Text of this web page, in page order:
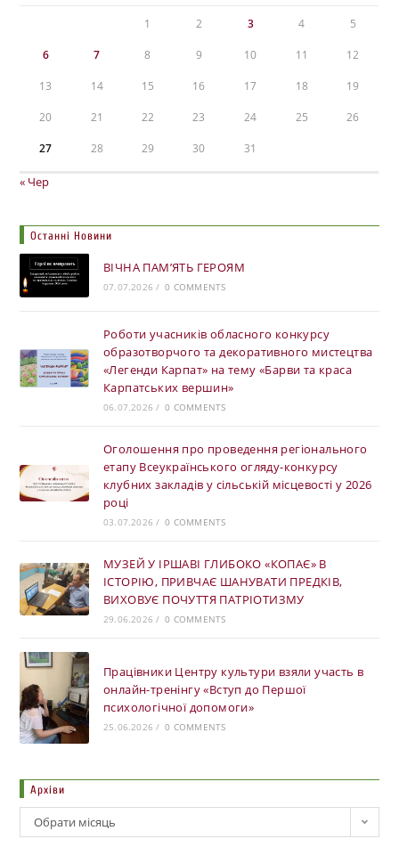
1 2 3 4 5
6 7 8 9 10 11 12
13 14 15 16 17 18 19
20 21 22 23 24 25 26
27 28 29 30 31
« Чер
Останні Новини
ВІЧНА ПАМ’ЯТЬ ГЕРОЯМ
07.07.2026 / 0 COMMENTS
Роботи учасників обласного конкурсу
образотворчого та декоративного мистецтва
«Легенди Карпат» на тему «Барви та краса
Карпатських вершин»
06.07.2026 / 0 COMMENTS
Оголошення про проведення регіонального
етапу Всеукраїнського огляду-конкурсу
клубних закладів у сільській місцевості у 2026
році
03.07.2026 / 0 COMMENTS
МУЗЕЙ У ІРШАВІ ГЛИБОКО «КОПАЄ» В
ІСТОРІЮ, ПРИВЧАЄ ШАНУВАТИ ПРЕДКІВ,
ВИХОВУЄ ПОЧУТТЯ ПАТРІОТИЗМУ
29.06.2026 / 0 COMMENTS
Працівники Центру культури взяли участь в
онлайн-тренінгу «Вступ до Першої
психологічної допомоги»
25.06.2026 / 0 COMMENTS
Архіви
Обрати місяць